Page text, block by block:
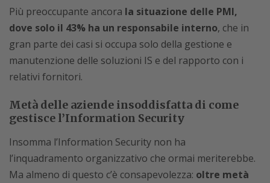
Più preoccupante ancora la situazione delle PMI,
dove solo il 43% ha un responsabile interno, che in
gran parte dei casi si occupa solo della gestione e
manutenzione delle soluzioni IS e del rapporto con i
relativi fornitori.
Metà delle aziende insoddisfatta di come
gestisce l’Information Security
Insomma l’Information Security non ha
l’inquadramento organizzativo che ormai meriterebbe.
Ma almeno di questo c’è consapevolezza: oltre metà